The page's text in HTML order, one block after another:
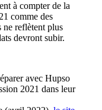
à compter de la
comme des
ne reflètent plus
devront subir.
avec Hupso
2021 dans leur